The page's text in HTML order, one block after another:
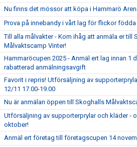
Nu finns det mössor att köpa i Hammarö
Prova på innebandy i vårt lag för flickor födda
Till alla målvakter - Kom ihåg att anmäla er till
Målvaktscamp Vinter!
Hammaröcupen 2025 - Anmäl ert lag innan 1
rabatterad anmälningsavgift
Favorit i repris! Utförsäljning av
12/11 17.00-19.00
Nu är anmälan öppen till Skoghalls
Utförsäljning av supporterprylar och kläder -
oktober!
Anmäl ert företag till företagscupen 14